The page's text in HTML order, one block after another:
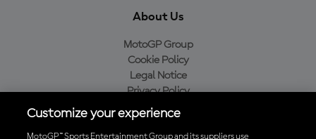
About Us
MotoGP Group
Cookie Policy
Legal Notice
Privacy Policy
Purchase Policy
Customize your experience
MotoGP™ Sports Entertainment Group and its suppliers use